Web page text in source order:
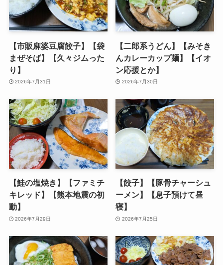
【市販麻婆豆腐餃子】【袋
まぜそば】【久々ジムった
り】
2026年7月31日
【二郎系うどん】【みそき
んカレーカップ麺】【イオ
ン応援とか】
2026年7月30日
【鮭の塩焼き】【ファミチ
キレッド】【熊本地震の初
動】
2026年7月29日
【餃子】【豚骨チャーシュ
ーメン】【息子預けて昼
寝】
2026年7月25日